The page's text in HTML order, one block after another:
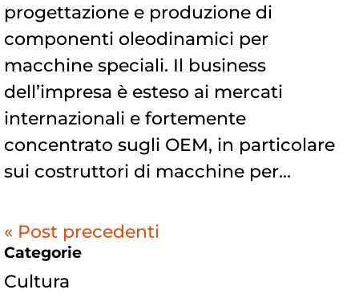
progettazione e produzione di
componenti oleodinamici per
macchine speciali. Il business
dell’impresa è esteso ai mercati
internazionali e fortemente
concentrato sugli OEM, in particolare
sui costruttori di macchine per...
« Post precedenti
Categorie
Cultura